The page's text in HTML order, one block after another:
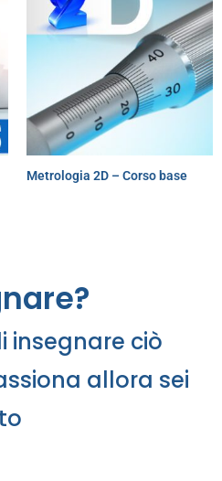
Metrologia 2D – Corso base
insegnare ciò
allora sei